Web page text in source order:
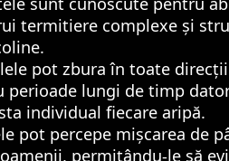
termitiere complexe și
pot zbura în toate
perioade lungi de timp
individual fiecare aripă.
pot percepe mișcarea de
permițându-le să